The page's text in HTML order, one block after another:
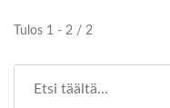
Tulos 1 - 2 / 2